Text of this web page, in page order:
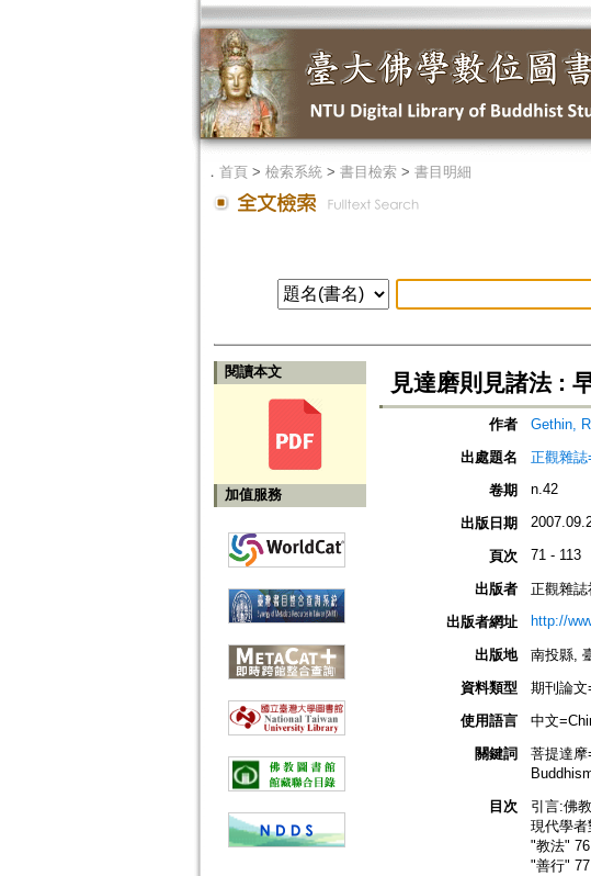
． 首頁> 檢索系統> 書目檢索> 書目明細
閱讀本文
加值服務
見達磨則見諸法 :
作者 Gethin,
出處題名
正觀雜
卷期
n.42
出版日期
頁次 71 - 113
出版者
正觀雜誌
出版者網址
http://
出版地
南投縣,
資料類型
期刊論
使用語言
中文
關鍵詞
菩提達
目次
引言:佛
現代學
"教法" 76
"善行" 77